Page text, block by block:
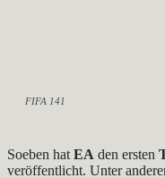
FIFA 141
Soeben hat EA den ersten
veröffentlicht. Unter